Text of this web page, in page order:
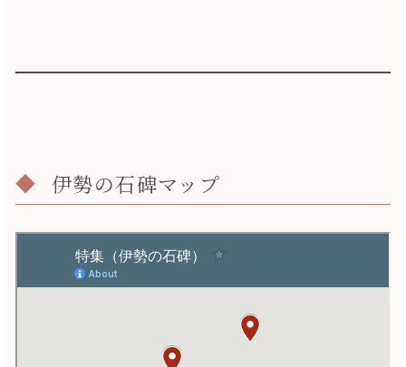
伊勢の石碑マップ